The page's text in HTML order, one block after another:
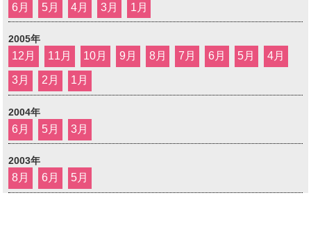
6月 5月 4月 3月 1月
2005年
12月 11月 10月 9月 8月 7月 6月 5月 4月
3月 2月 1月
2004年
6月 5月 3月
2003年
8月 6月 5月